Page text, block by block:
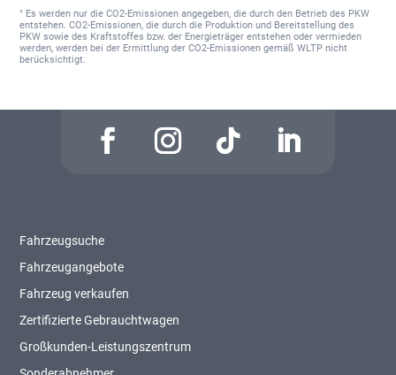
¹ Es werden nur die CO2-Emissionen angegeben, die durch den Betrieb des PKW
entstehen. CO2-Emissionen, die durch die Produktion und Bereitstellung des
PKW sowie des Kraftstoffes bzw. der Energieträger entstehen oder vermieden
werden, werden bei der Ermittlung der CO2-Emissionen gemäß WLTP nicht
berücksichtigt.
Fahrzeugsuche
Fahrzeugangebote
Fahrzeug verkaufen
Zertifizierte Gebrauchtwagen
Großkunden-Leistungszentrum